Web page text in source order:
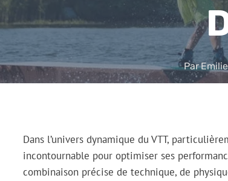
Par
Dans l’univers dynamique du VTT,
incontournable pour optimiser ses
combinaison précise de technique, de